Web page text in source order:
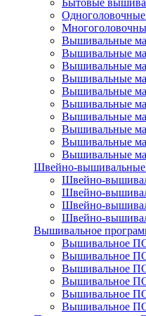
Бытовые
Вышивальные
Вышивальные
Вышивальные
Вышивальные
Вышивальные
Вышивальные
Вышивальные
Вышивальные
Вышивальные
Вышивальные
Швейно-
Швейно-
Швейно-
Швейно-
Швейно-
Вышивальное
Вышивальное
Вышивальное
Вышивальное
Вышивальное
Вышивальное
Вышивальное